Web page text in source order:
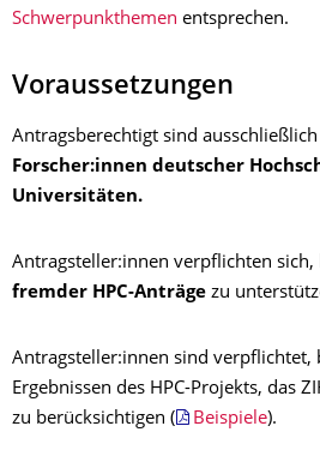
Schwerpunkthemen entsprechen.
Voraussetzungen
Antragsberechtigt sind ausschließlich
Forscher:innen deutscher
Universitäten.
Antragsteller:innen verpflichten sich,
fremder HPC-Anträge zu
Antragsteller:innen sind verpflichtet,
Ergebnissen des HPC-Projekts, das
zu berücksichtigen (
Beispiele).